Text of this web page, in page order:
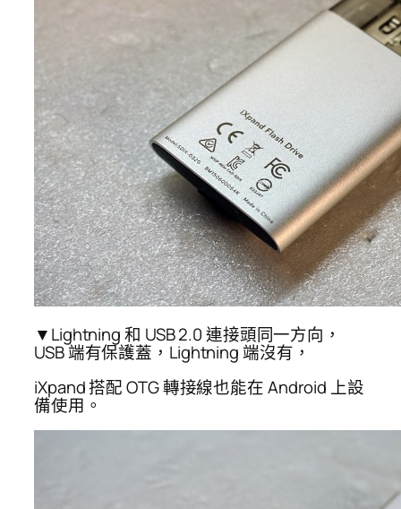
▼Lightning 和 USB 2.0 連接頭同一方向，
USB 端有保護蓋，Lightning 端沒有，
iXpand 搭配 OTG 轉接線也能在 Android 上設
備使用。